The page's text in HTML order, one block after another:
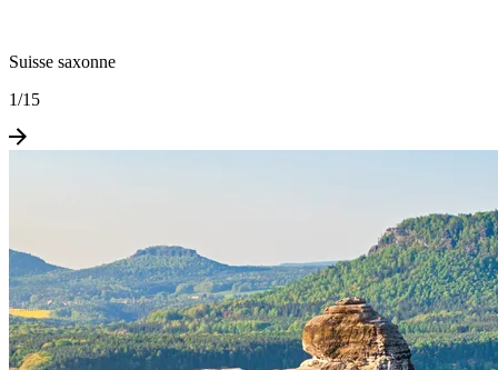
Suisse saxonne
1/15